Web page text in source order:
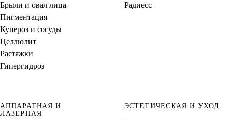
Брыли и овал лица
Пигментация
Купероз и сосуды
Целлюлит
Растяжки
Гипергидроз
Радиесс
АППАРАТНАЯ И
ЛАЗЕРНАЯ
ЭСТЕТИЧЕСКАЯ И УХОД